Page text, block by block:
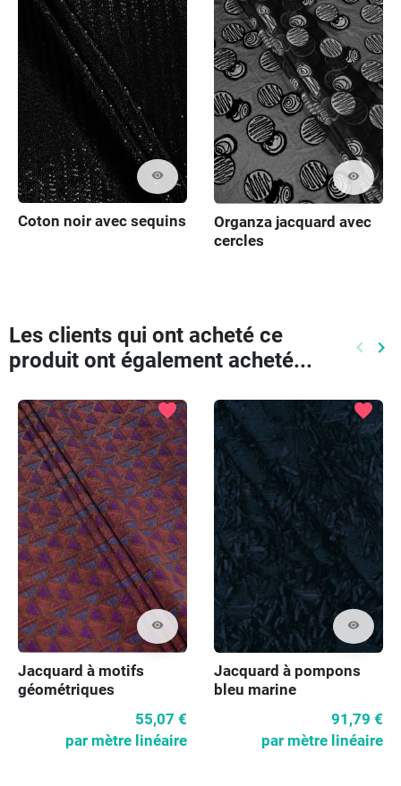
visibility
Coton noir avec sequins
visibility
Organza jacquard avec
cercles
Les clients qui ont acheté ce
produit ont également acheté...
keyboard_arrow_left keyboard_arrow_right
visibility
favorite
Jacquard à motifs
géométriques
55,07 €
par mètre linéaire
visibility
favorite
Jacquard à pompons
bleu marine
91,79 €
par mètre linéaire